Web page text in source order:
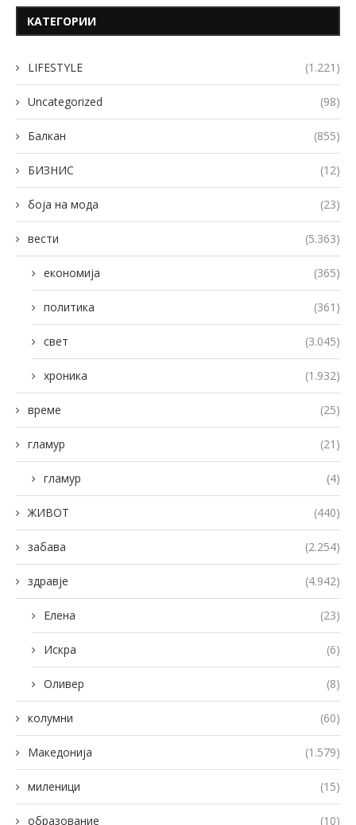
КАТЕГОРИИ
LIFESTYLE (1.221)
Uncategorized (98)
Балкан (855)
БИЗНИС (12)
боја на мода (23)
вести (5.363)
економија (365)
политика (361)
свет (3.045)
хроника (1.932)
време (25)
гламур (21)
гламур (4)
ЖИВОТ (440)
забава (2.254)
здравје (4.942)
Елена (23)
Искра (6)
Оливер (8)
колумни (60)
Македонија (1.579)
миленици (15)
образование (10)